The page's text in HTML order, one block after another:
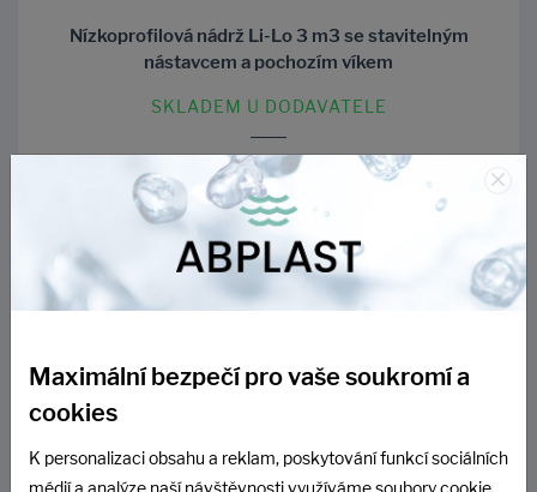
Nízkoprofilová nádrž Li-Lo 3 m3 se stavitelným
nástavcem a pochozím víkem
SKLADEM U DODAVATELE
53 890 Kč
44 537 Kč bez DPH
×
Maximální bezpečí pro vaše soukromí a
cookies
K personalizaci obsahu a reklam, poskytování funkcí sociálních